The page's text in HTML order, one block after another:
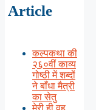
Article
कल्पकथा की
२६०वीं काव्य
गोष्ठी में शब्दों
ने बाँधा मैत्री
का सेतु
मेरी ही वह